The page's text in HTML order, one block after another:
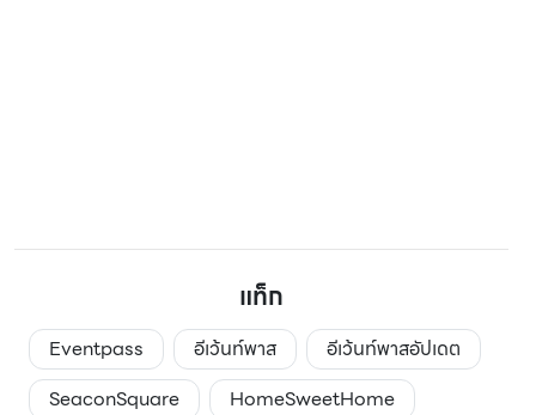
แท็ก
Eventpass อีเว้นท์พาส
อีเว้นท์พาสอัปเดต
SeaconSquare
HomeSweetHome